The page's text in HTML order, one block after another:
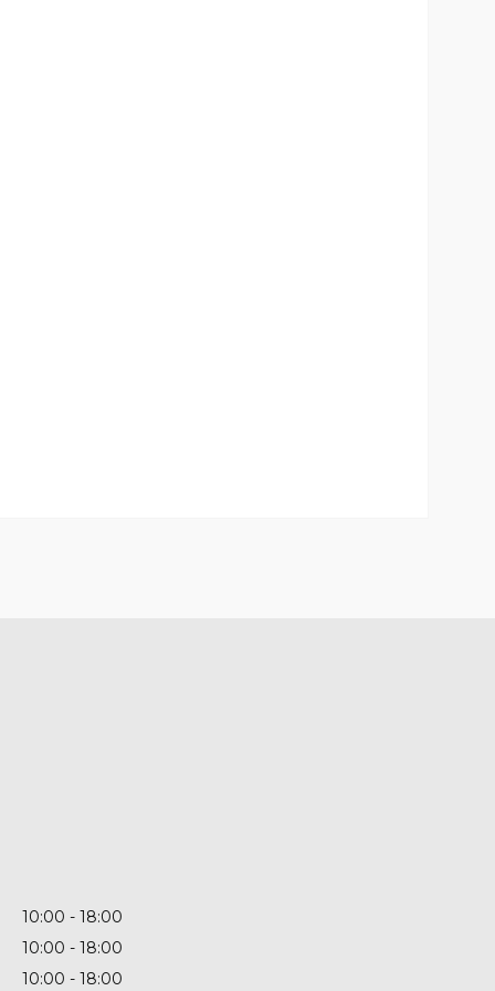
10:00
18:00
10:00
18:00
10:00
18:00